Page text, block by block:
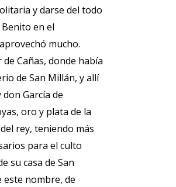
y darse del todo
en el
mucho.
Cañas, donde había
de San Millán, y allí
García de
oro y plata de la
rey, teniendo más
para el culto
su casa de San
este nombre, de